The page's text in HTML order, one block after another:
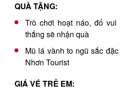
QUÀ TẶNG:
Trò chơi hoạt náo, đố
thắng sẽ nhận quà
Mũ lá vành to ngũ sắc
Nhơn Tourist
GIÁ VÉ TRẺ EM: